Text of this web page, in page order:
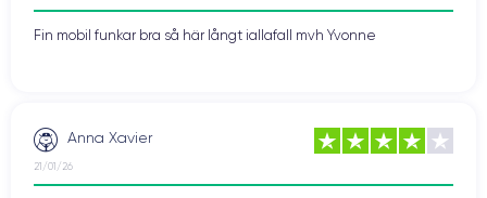
Fin mobil funkar bra så här långt iallafall mvh Yvonne
Anna Xavier
21/01/26